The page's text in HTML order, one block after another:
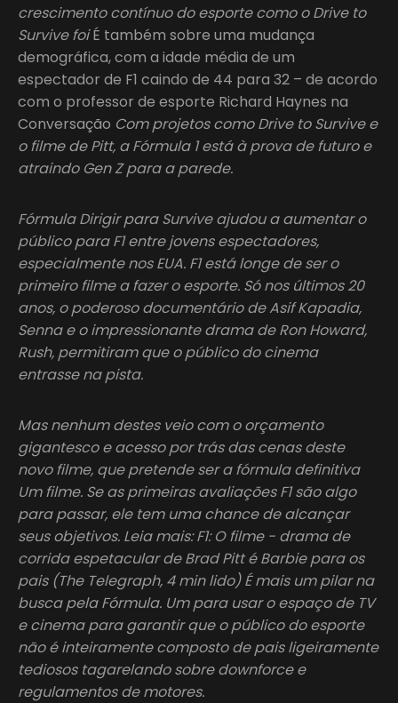
crescimento contínuo do esporte como o Drive to
Survive foiÉ também sobre uma mudança
demográfica, com a idade média de um
espectador de F1 caindo de 44 para 32 – de acordo
com o professor de esporte Richard Haynes na
Conversação Com projetos como Drive to Survive e
o filme de Pitt, a Fórmula 1 está à prova de futuro e
atraindo Gen Z para a parede.
Fórmula Dirigir para Survive ajudou a aumentar o
público para F1 entre jovens espectadores,
especialmente nos EUA. F1 está longe de ser o
primeiro filme a fazer o esporte. Só nos últimos 20
anos, o poderoso documentário de Asif Kapadia,
Senna e o impressionante drama de Ron Howard,
Rush, permitiram que o público do cinema
entrasse na pista.
Mas nenhum destes veio com o orçamento
gigantesco e acesso por trás das cenas deste
novo filme, que pretende ser a fórmula definitiva
Um filme. Se as primeiras avaliações F1 são algo
para passar, ele tem uma chance de alcançar
seus objetivos. Leia mais: F1: O filme - drama de
corrida espetacular de Brad Pitt é Barbie para os
pais (The Telegraph, 4 min lido) É mais um pilar na
busca pela Fórmula. Um para usar o espaço de TV
e cinema para garantir que o público do esporte
não é inteiramente composto de pais ligeiramente
tediosos tagarelando sobre downforce e
regulamentos de motores.